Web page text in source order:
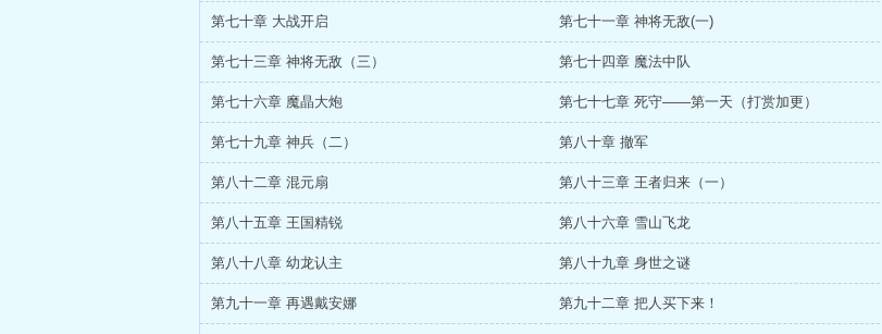
第七十章 大战开启 第七十一章 神将无敌(一)
第七十三章 神将无敌（三） 第七十四章 魔法中队
第七十六章 魔晶大炮 第七十七章 死守——第一天（打赏加更）
第七十九章 神兵（二） 第八十章 撤军
第八十二章 混元扇 第八十三章 王者归来（一）
第八十五章 王国精锐 第八十六章 雪山飞龙
第八十八章 幼龙认主 第八十九章 身世之谜
第九十一章 再遇戴安娜 第九十二章 把人买下来！